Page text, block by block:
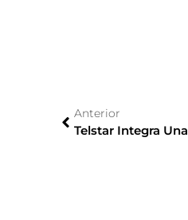
Anterior